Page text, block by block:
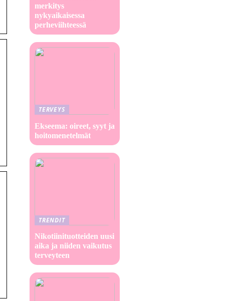
merkitys
nykyaikaisessa
perheviihteessä
TERVEYS
Ekseema: oireet, syyt ja
hoitomenetelmät
TRENDIT
Nikotiinituotteiden uusi
aika ja niiden vaikutus
terveyteen